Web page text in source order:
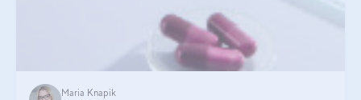
Maria Knapik